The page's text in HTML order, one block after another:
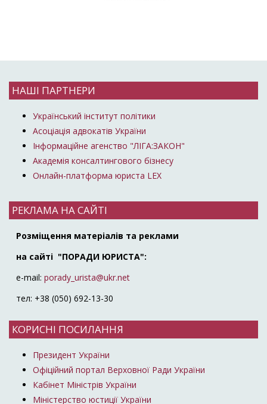
НАШІ ПАРТНЕРИ
Український інститут політики
Асоціація адвокатів України
Інформаційне агенство "ЛІГА:ЗАКОН"
Академія консалтингового бізнесу
Онлайн-платформа юриста LEX
РЕКЛАМА НА САЙТІ
Розміщення матеріалів та реклами
на сайті "ПОРАДИ ЮРИСТА":
e-mail: porady_urista@ukr.net
тел: +38 (050) 692-13-30
КОРИСНІ ПОСИЛАННЯ
Президент України
Офіційний портал Верховної Ради України
Кабінет Міністрів України
Міністерство юстиції України